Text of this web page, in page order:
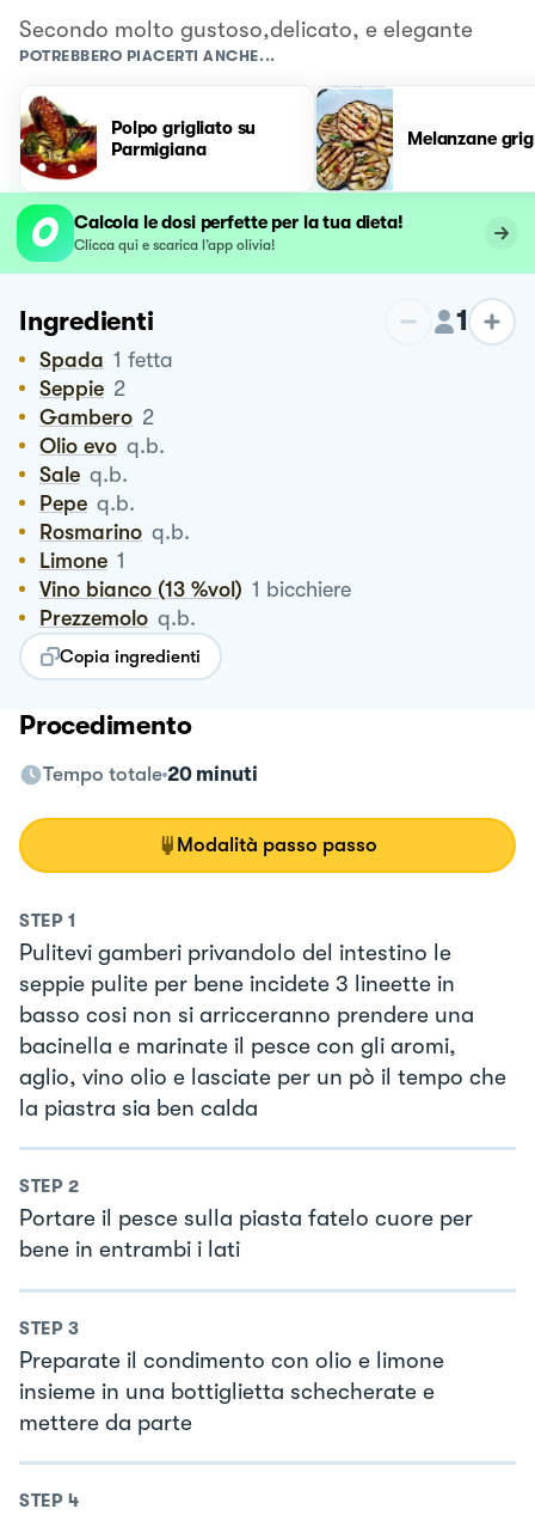
Secondo molto gustoso,delicato, e elegante
POTREBBERO PIACERTI ANCHE...
Polpo grigliato su
Parmigiana
Melanzane
Calcola le dosi perfette per la tua dieta!
Clicca qui e scarica l’app olivia!
Ingredienti 1
Spada 1 fetta
Seppie 2
Gambero 2
Olio evo q.b.
Sale q.b.
Pepe q.b.
Rosmarino q.b.
Limone 1
Vino bianco (13 %vol) 1 bicchiere
Prezzemolo q.b.
Copia ingredienti
Procedimento
Tempo totale 20 minuti
Modalità passo passo
STEP 1
Pulitevi gamberi privandolo del intestino le
seppie pulite per bene incidete 3 lineette in
basso cosi non si arricceranno prendere una
bacinella e marinate il pesce con gli aromi,
aglio, vino olio e lasciate per un pò il tempo che
la piastra sia ben calda
STEP 2
Portare il pesce sulla piasta fatelo cuore per
bene in entrambi i lati
STEP 3
Preparate il condimento con olio e limone
insieme in una bottiglietta schecherate e
mettere da parte
STEP 4